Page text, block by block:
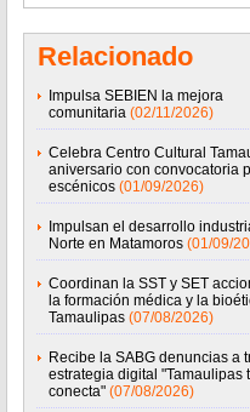
Relacionado
Impulsa SEBIEN la mejora
comunitaria (02/11/2026)
Celebra Centro Cultural
aniversario con convocatoria
escénicos (01/09/2026)
Impulsan el desarrollo
Norte en Matamoros (01/09/
Coordinan la SST y SET
la formación médica y la
Tamaulipas (07/08/2026)
Recibe la SABG denuncias a
estrategia digital "Tamaulipas
conecta" (07/08/2026)